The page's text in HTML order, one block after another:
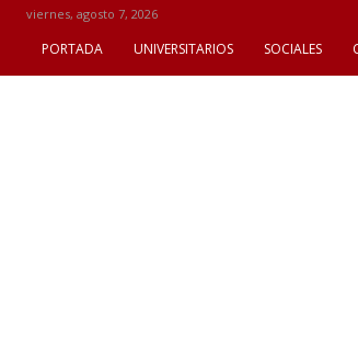
viernes, agosto 7, 2026
PORTADA UNIVERSITARIOS SOCIALES